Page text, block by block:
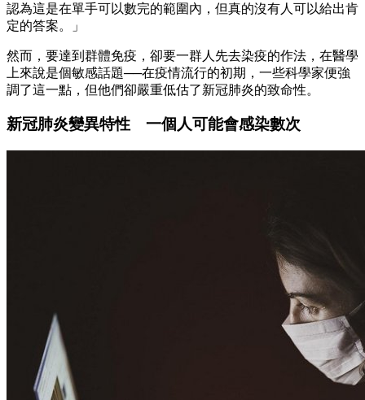
認為這是在單手可以數完的範圍內，但真的沒有人可以給出肯
定的答案。」
然而，要達到群體免疫，卻要一群人先去染疫的作法，在醫學
上來說是個敏感話題──在疫情流行的初期，一些科學家便強
調了這一點，但他們卻嚴重低估了新冠肺炎的致命性。
新冠肺炎變異特性 一個人可能會感染數次